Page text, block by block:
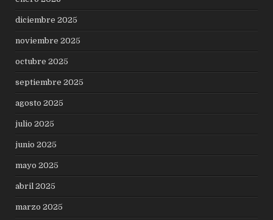
diciembre 2025
noviembre 2025
octubre 2025
septiembre 2025
agosto 2025
julio 2025
junio 2025
mayo 2025
abril 2025
marzo 2025